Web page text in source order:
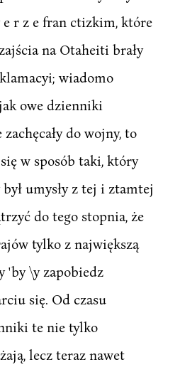
r z e fran ctizkim, które
na Otaheiti brały
wiadomo
owe dzienniki
do wojny, to
w sposób taki, który
umysły z tej i ztamtej
do tego stopnia, że
tylko z największą
'by \y zapobiedz
się. Od czasu
te nie tylko
lecz teraz nawet